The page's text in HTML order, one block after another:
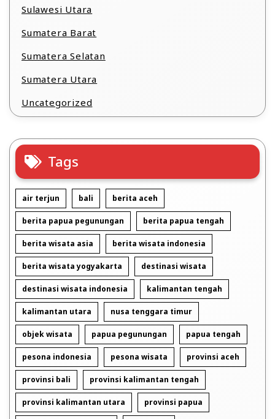
Sulawesi Utara
Sumatera Barat
Sumatera Selatan
Sumatera Utara
Uncategorized
Tags
air terjun bali berita aceh
berita papua pegunungan berita papua tengah
berita wisata asia berita wisata indonesia
berita wisata yogyakarta destinasi wisata
destinasi wisata indonesia kalimantan tengah
kalimantan utara nusa tenggara timur
objek wisata papua pegunungan papua tengah
pesona indonesia pesona wisata provinsi aceh
provinsi bali provinsi kalimantan tengah
provinsi kalimantan utara provinsi papua